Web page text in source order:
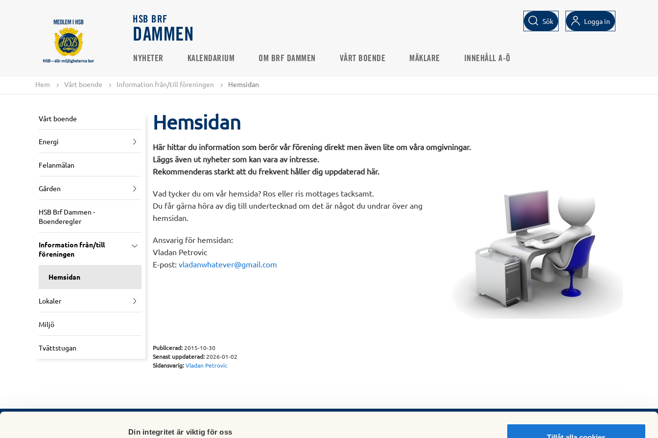
Din integritet är viktig för oss
HSB BRF
DAMMEN
Sök Logga in
NYHETER KALENDARIUM OM BRF DAMMEN VÅRT BOENDE MÄKLARE INNEHÅLL A-Ö
Hem Vårt boende Information från/till föreningen Hemsidan
Vårt boende
Energi
Felanmälan
Gården
HSB Brf Dammen -
Boenderegler
Information från/till
föreningen
Hemsidan
Lokaler
Miljö
Tvättstugan
Hemsidan
Här hittar du information som berör vår förening direkt men även lite om våra omgivningar.
Läggs även ut nyheter som kan vara av intresse.
Rekommenderas starkt att du frekvent håller dig uppdaterad här.
Vad tycker du om vår hemsida? Ros eller ris mottages tacksamt.
Du får gärna höra av dig till undertecknad om det är något du undrar över ang
hemsidan.
Ansvarig för hemsidan:
Vladan Petrovic
E-post: vladanwhatever@gmail.com
Publicerad:2015-10-30
Senast uppdaterad:2026-01-02
Sidansvarig:Vladan Petrovic